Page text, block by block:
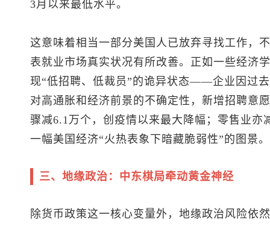
3月以来最低水平。
这意味着相当一部分美国人已放弃寻找工作，
表就业市场真实状况有所改善。正如一些经济
现“低招聘、低裁员”的诡异状态——企业因过
对高通胀和经济前景的不确定性，新增招聘意
骤减6.1万个，创疫情以来最大降幅；零售业亦
一幅美国经济“火热表象下暗藏脆弱性”的图景。
三、地缘政治：中东棋局牵动黄金神经
除货币政策这一核心变量外，地缘政治风险依